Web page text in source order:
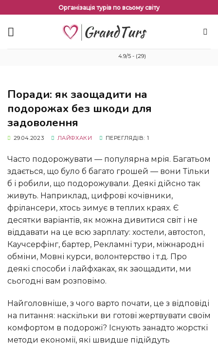
змісту
Організація турів по всьому світу
4.9/5 - (29)
Поради: як заощадити на
подорожах без шкоди для
задоволення
29.04.2023 ЛАЙФХАКИ ПЕРЕГЛЯДІВ: 1
Часто подорожувати — популярна мрія. Багатьом
здається, що було б багато грошей — вони Тільки
б і робили, що подорожували. Деякі дійсно так
живуть. Наприклад, цифрові кочівники,
фрілансери, хтось зимує в теплих краях. Є
десятки варіантів, як можна дивитися світ і не
віддавати на це всю зарплату: хостели, автостоп,
Каучсерфінг, бартер, Рекламні тури, міжнародні
обміни, Мовні курси, волонтерство і т.д. Про
деякі способи і лайфхаках, як заощадити, ми
сьогодні вам розповімо.
Найголовніше, з чого варто почати, це з відповіді
на питання: наскільки ви готові жертвувати своїм
комфортом в подорожі? Існують занадто жорсткі
методи економії, які швидше підійдуть